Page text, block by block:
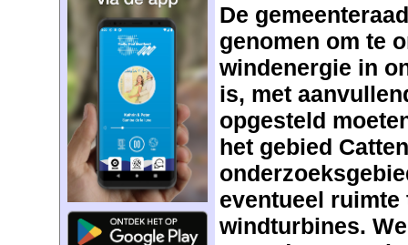
De
genomen om te
windenergie in
is, met
opgesteld
het gebied
eventueel ruimte
windturbines.